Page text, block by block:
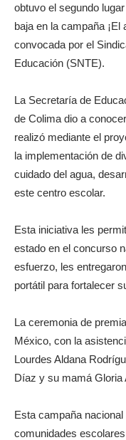
obtuvo el segundo
baja en la campaña ¡El
convocada por el
Educación (SNTE).
La Secretaría de
de Colima dio a
realizó mediante el
la implementación de
cuidado del agua,
este centro escolar.
Esta iniciativa les
estado en el concurso
esfuerzo, les
portátil para fortalecer
La ceremonia de
México, con la
Lourdes Aldana
Díaz y su mamá Gloria
Esta campaña
comunidades